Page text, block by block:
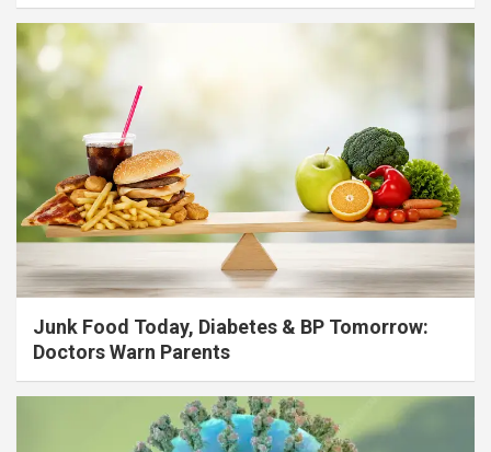
Junk Food Today, Diabetes & BP Tomorrow:
Doctors Warn Parents